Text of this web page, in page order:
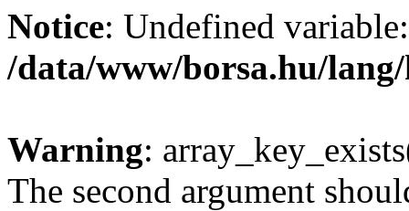
Notice: Undefined
/data/www/borsa.hu/
Warning:
The second argument